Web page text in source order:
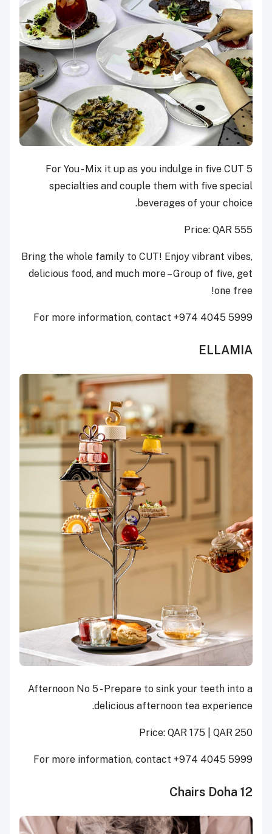
5 For You - Mix it up as you indulge in five CUT
specialties and couple them with five special
beverages of your choice.
Price: QAR 555
Bring the whole family to CUT! Enjoy vibrant vibes,
delicious food, and much more – Group of five, get
one free!
For more information, contact +974 4045 5999
ELLAMIA
Afternoon No 5 - Prepare to sink your teeth into a
delicious afternoon tea experience.
Price: QAR 175 | QAR 250
For more information, contact +974 4045 5999
12 Chairs Doha